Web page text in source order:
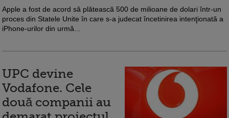
Apple a fost de acord să plătească 500 de milioane de dolari într-un
proces din Statele Unite în care s-a judecat încetinirea intenţionată a
iPhone-urilor din urmă...
UPC devine
Vodafone. Cele
două companii au